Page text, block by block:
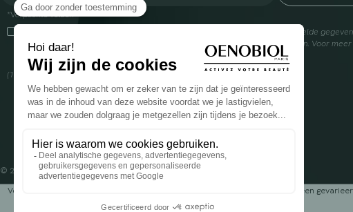
*Verplichte velden
Door dit vakje aan te vinken, ga ik ermee akkoord dat Cooper(1) de verzamelde
om mij commerciële informatie te sturen over zijn producten en aanbiedingen. Voor
over het beheer van uw gegevens en uw rechten, klikhier
(1) Coopération pharmaceutique Française, RCS Melun 399 227 636
© 2024 OENOBIOL PARIS
Voedingssupplement dat moet worden geconsumeerd als onderdeel van een